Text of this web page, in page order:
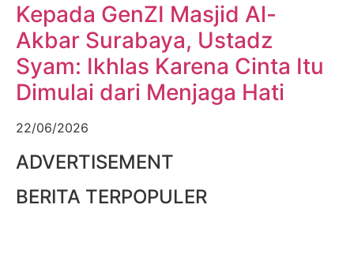
Kepada GenZI Masjid Al-
Akbar Surabaya, Ustadz
Syam: Ikhlas Karena Cinta Itu
Dimulai dari Menjaga Hati
22/06/2026
ADVERTISEMENT
BERITA TERPOPULER